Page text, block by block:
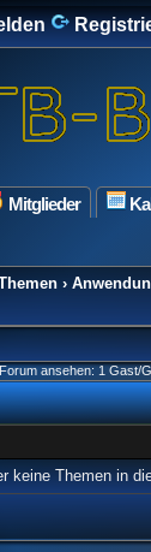
Mitglieder
›
ansehen: 1 Gast/
keine Themen in